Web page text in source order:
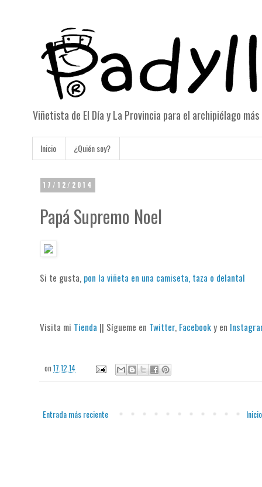
Viñetista de El Día y La Provincia para el archipiélago
Inicio ¿Quién soy?
17/12/2014
Papá Supremo Noel
Si te gusta, pon la viñeta en una camiseta, taza o delantal
Visita mi Tienda || Sígueme en Twitter, Facebooky en
on17.12.14
Entrada más reciente Inicio